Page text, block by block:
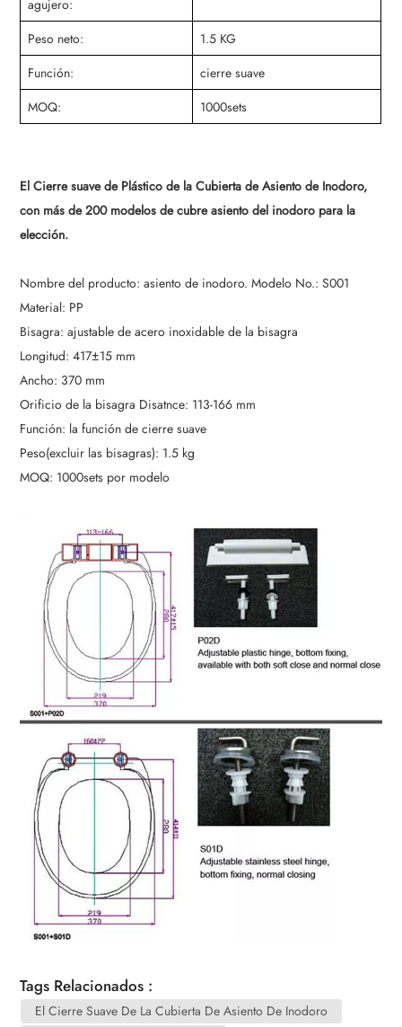
agujero:
Peso neto:
1.5 KG
Función:
cierre suave
MOQ:
1000sets
El Cierre suave de Plástico de la Cubierta de Asiento de Inodoro,
con más de 200 modelos de cubre asiento del inodoro para la
elección.
Nombre del producto: asiento de inodoro. Modelo No.: S001
Material: PP
Bisagra: ajustable de acero inoxidable de la bisagra
Longitud: 417±15 mm
Ancho: 370 mm
Orificio de la bisagra Disatnce: 113-166 mm
Función: la función de cierre suave
Peso(excluir las bisagras): 1.5 kg
MOQ: 1000sets por modelo
Tags Relacionados :
El Cierre Suave De La Cubierta De Asiento De Inodoro